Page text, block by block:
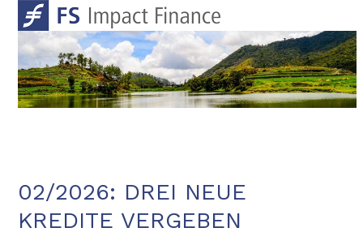
Skip
content
Open
mobile
menu
Close
mobile
menu
02/2026: DREI NEUE
KREDITE VERGEBEN